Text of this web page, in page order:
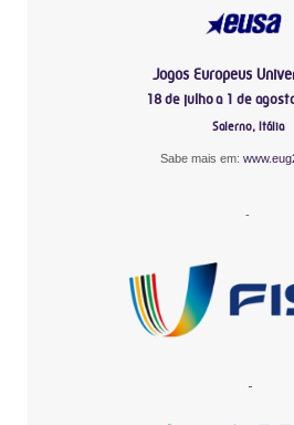
Jogos Europeus
18 de julho a 1 de
Salerno, Itália
Sabe mais em:
-
-